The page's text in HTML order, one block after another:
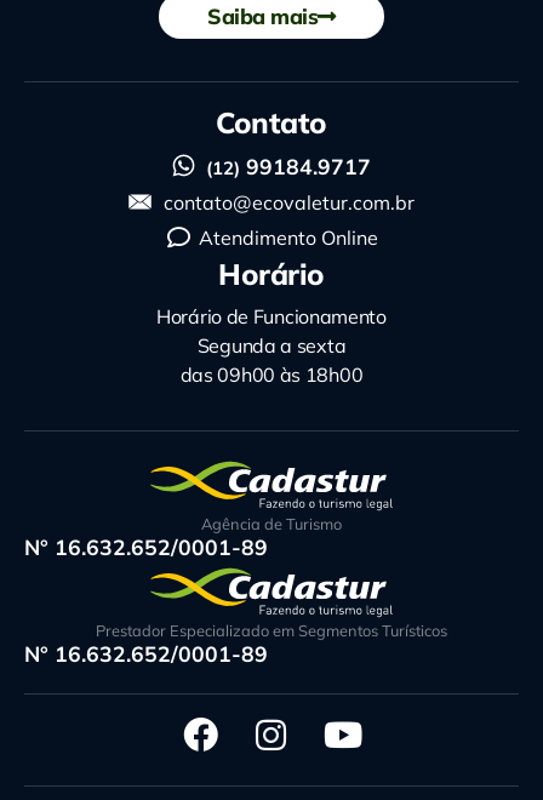
Saiba mais
Contato
(12) 99184.9717
contato@ecovaletur.com.br
Atendimento Online
Horário
Horário de Funcionamento
Segunda a sexta
das 09h00 às 18h00
Agência de Turismo
N° 16.632.652/0001-89
Prestador Especializado em Segmentos Turísticos
N° 16.632.652/0001-89